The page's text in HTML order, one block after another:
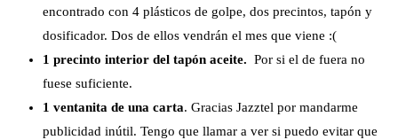
encontrado con 4 plásticos de golpe, dos precintos, tapón y
dosificador. Dos de ellos vendrán el mes que viene :(
1 precinto interior del tapón aceite. Por si el de fuera no
fuese suficiente.
1 ventanita de una carta. Gracias Jazztel por mandarme
publicidad inútil. Tengo que llamar a ver si puedo evitar que